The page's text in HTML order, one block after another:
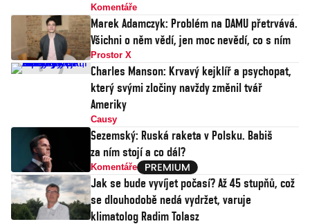
Komentáře
Marek Adamczyk: Problém na DAMU přetrvává.
Všichni o něm vědí, jen moc nevědí, co s ním
Prostor X
Charles Manson: Krvavý kejklíř a psychopat,
který svými zločiny navždy změnil tvář
Ameriky
Causy
Sezemský: Ruská raketa v Polsku. Babiš
za ním stojí a co dál?
Komentáře
Jak se bude vyvíjet počasí? Až 45 stupňů, což
se dlouhodobě nedá vydržet, varuje
klimatolog Radim Tolasz